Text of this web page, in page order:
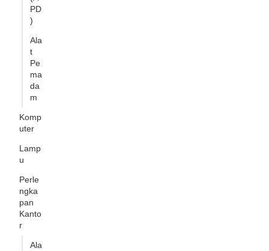
PD
)
Ala
t
Pe
ma
da
m
Komp
uter
Lamp
u
Perle
ngka
pan
Kanto
r
Ala